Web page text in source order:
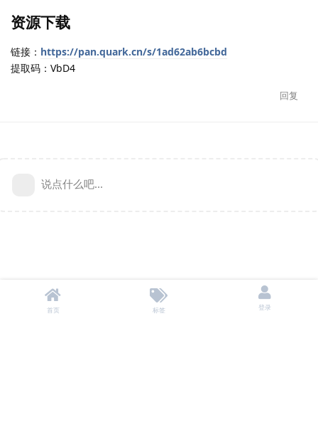
资源下载
链接： https://pan.quark.cn/s/1ad62ab6bcbd
提取码：VbD4
回复
说点什么吧...
首页 标签 登录